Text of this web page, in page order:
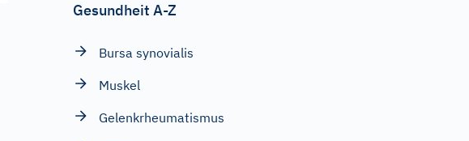
Gesundheit A-Z
Bursa synovialis
Muskel
Gelenkrheumatismus